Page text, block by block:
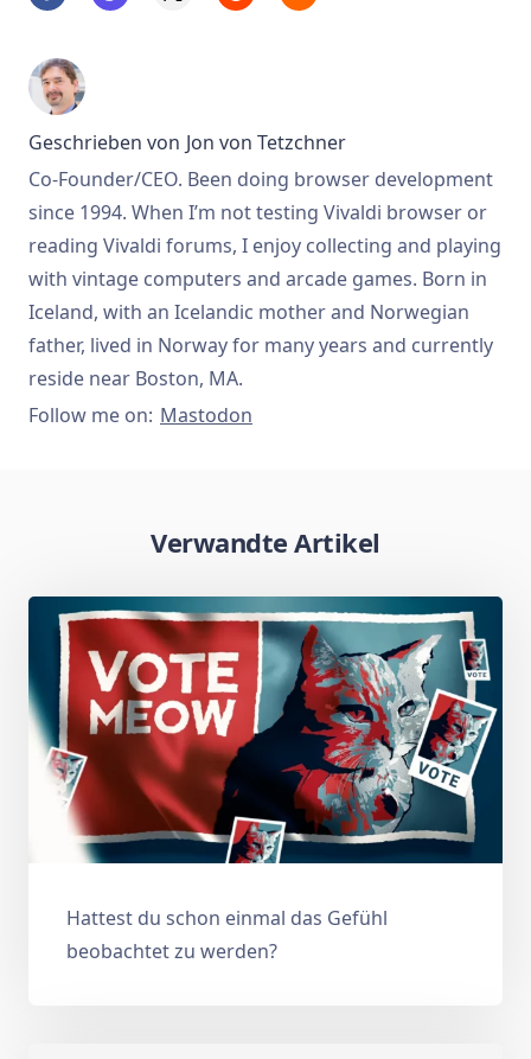
Geschrieben von Jon von Tetzchner
Co-Founder/CEO. Been doing browser development
since 1994. When I’m not testing Vivaldi browser or
reading Vivaldi forums, I enjoy collecting and playing
with vintage computers and arcade games. Born in
Iceland, with an Icelandic mother and Norwegian
father, lived in Norway for many years and currently
reside near Boston, MA.
Follow me on: Mastodon
Verwandte Artikel
Hattest du schon einmal das Gefühl
beobachtet zu werden?